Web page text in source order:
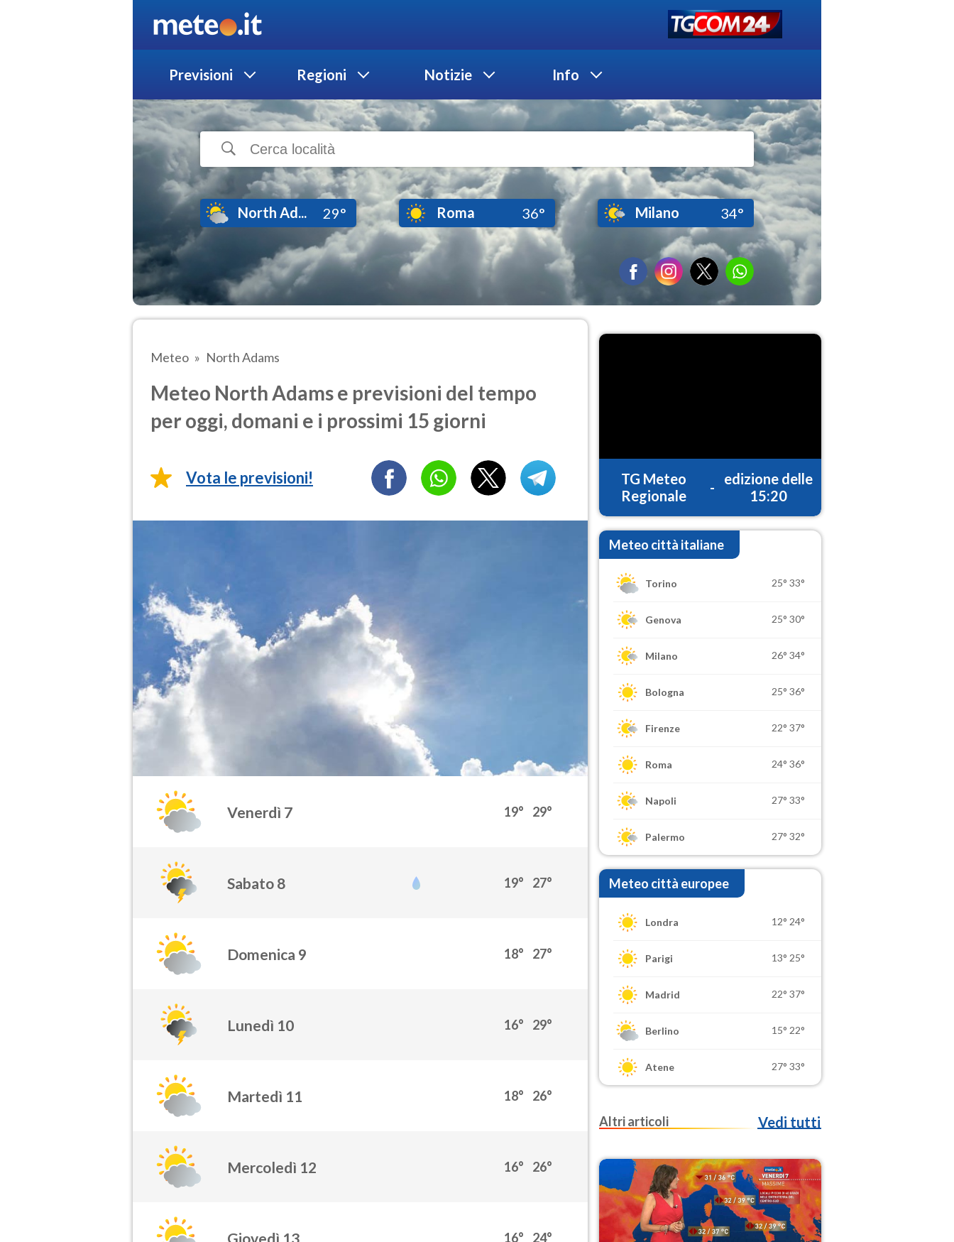
Previsioni Regioni Notizie Info
North Ad... 29° Roma 36° Milano 34°
Meteo North Adams
Meteo North Adams e previsioni del tempo
per oggi, domani e i prossimi 15 giorni
Vota le previsioni!
Venerdì 7 19° 29°
Sabato 8 19° 27°
Domenica 9 18° 27°
Lunedì 10 16° 29°
Martedì 11 18° 26°
Mercoledì 12 16° 26°
Giovedì 13 16° 24°
TG Meteo
Regionale
-
edizione delle
15:20
Meteo città italiane
Torino 25° 33°
Genova 25° 30°
Milano 26° 34°
Bologna 25° 36°
Firenze 22° 37°
Roma 24° 36°
Napoli 27° 33°
Palermo 27° 32°
Meteo città europee
Londra 12° 24°
Parigi 13° 25°
Madrid 22° 37°
Berlino 15° 22°
Atene 27° 33°
Altri articoli Vedi tutti